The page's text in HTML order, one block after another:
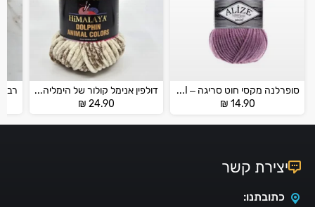
סופרלנה מקסי חוט סריגה – SUPERLANA MAXI
₪ 14.90
דולפין אנימל קולור של הימליה – DOLPHIN ANIMAL COLOR
₪ 24.90
יצירת קשר
כתובתנו: